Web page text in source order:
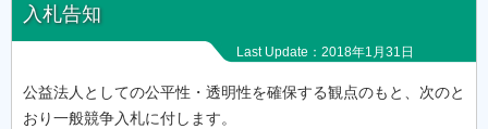
入札告知
Last Update：2018年1月31日
公益法人としての公平性・透明性を確保する観点のもと、次のと
おり一般競争入札に付します。